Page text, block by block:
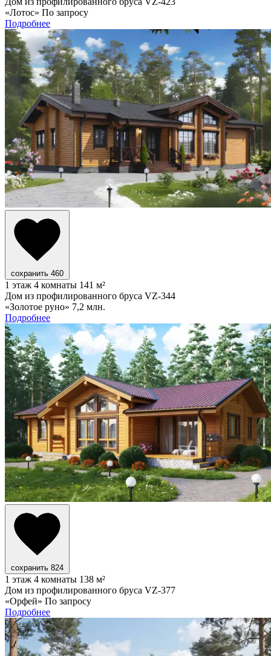
«Лотос» По запросу
Подробнее
сохранить 460
1 этаж 4 комнаты 141 м²
Дом из профилированного бруса VZ-344
«Золотое руно» 7,2 млн.
Подробнее
сохранить 824
1 этаж 4 комнаты 138 м²
Дом из профилированного бруса VZ-377
«Орфей» По запросу
Подробнее